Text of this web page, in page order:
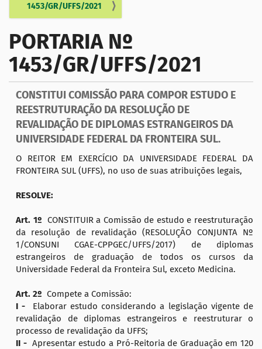
e
g
a
ç
ã
o
1453/GR/UFFS/2021
PORTARIA Nº
1453/GR/UFFS/2021
CONSTITUI COMISSÃO PARA COMPOR ESTUDO E
REESTRUTURAÇÃO DA RESOLUÇÃO DE
REVALIDAÇÃO DE DIPLOMAS ESTRANGEIROS DA
UNIVERSIDADE FEDERAL DA FRONTEIRA SUL.
O REITOR EM EXERCÍCIO DA UNIVERSIDADE FEDERAL DA
FRONTEIRA SUL (UFFS), no uso de suas atribuições legais,
RESOLVE:
Art. 1º CONSTITUIR a Comissão de estudo e reestruturação
da resolução de revalidação (RESOLUÇÃO CONJUNTA Nº
1/CONSUNI CGAE-CPPGEC/UFFS/2017) de diplomas
estrangeiros de graduação de todos os cursos da
Universidade Federal da Fronteira Sul, exceto Medicina.
Art. 2º Compete a Comissão:
I -
Elaborar estudo considerando a legislação vigente de
revalidação de diplomas estrangeiros e reestruturar o
processo de revalidação da UFFS;
II - Apresentar estudo a Pró-Reitoria de Graduação em 120